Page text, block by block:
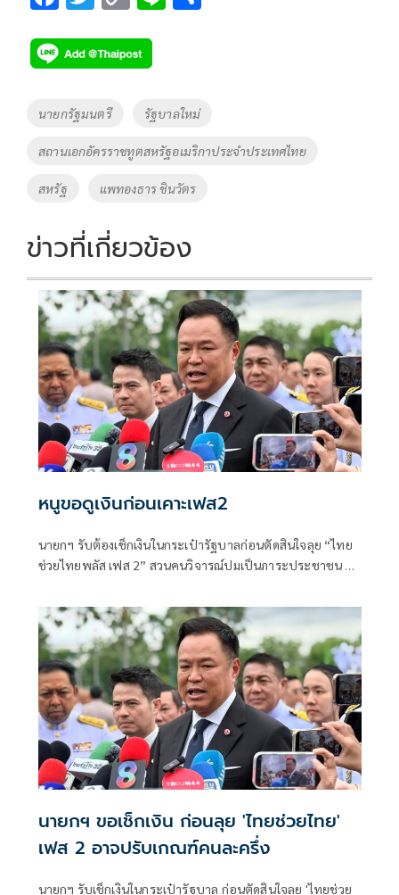
e
b
o
k
tt
er
p
y
Li
n
k
Tags
นายกรัฐมนตรี รัฐบาลใหม่
สถานเอกอัครราชทูตสหรัฐอเมริกาประจำประเทศไทย
สหรัฐ แพทองธาร ชินวัตร
ข่าวที่เกี่ยวข้อง
หนูขอดูเงินก่อนเคาะเฟส2
นายกฯ รับต้องเช็กเงินในกระเป๋ารัฐบาลก่อนตัดสินใจลุย “ไทย
ช่วยไทยพลัส เฟส 2” สวนคนวิจารณ์ปมเป็นภาระประชาชน ชี้
ไทยพลัสหรือไม่
นายกฯ ขอเช็กเงิน ก่อนลุย 'ไทยช่วยไทย'
เฟส 2 อาจปรับเกณฑ์คนละครึ่ง
นายกฯ รับเช็กเงินในกระเป๋ารัฐบาล ก่อนตัดสินใจลุย 'ไทยช่วย